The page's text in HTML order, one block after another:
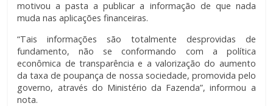
motivou a pasta a publicar a informação de que nada
muda nas aplicações financeiras.
“Tais informações são totalmente desprovidas de
fundamento, não se conformando com a política
econômica de transparência e a valorização do aumento
da taxa de poupança de nossa sociedade, promovida pelo
governo, através do Ministério da Fazenda”, informou a
nota.